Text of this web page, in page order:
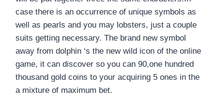
case there is an occurrence of unique symbols as
well as pearls and you may lobsters, just a couple
suits getting necessary. The brand new symbol
away from dolphin ‘s the new wild icon of the online
game, it can discover so you can 90,one hundred
thousand gold coins to your acquiring 5 ones in the
a mixture of maximum bet.